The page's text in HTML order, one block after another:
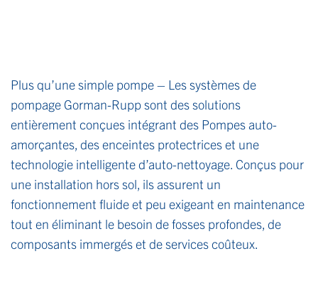
Plus qu’une simple pompe – Les systèmes de
pompage Gorman-Rupp sont des solutions
entièrement conçues intégrant des Pompes auto-
amorçantes, des enceintes protectrices et une
technologie intelligente d’auto-nettoyage. Conçus pour
une installation hors sol, ils assurent un
fonctionnement fluide et peu exigeant en maintenance
tout en éliminant le besoin de fosses profondes, de
composants immergés et de services coûteux.